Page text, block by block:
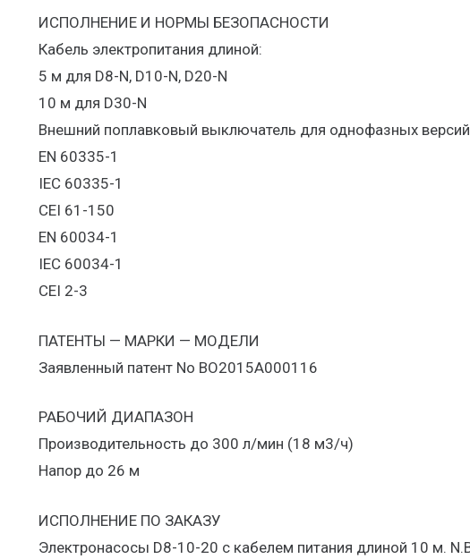
ИСПОЛНЕНИЕ И НОРМЫ БЕЗОПАСНОСТИ
Кабель электропитания длиной:
5 м для D8-N, D10-N, D20-N
10 м для D30-N
Внешний поплавковый выключатель для однофазных версий
EN 60335-1
IEC 60335-1
CEI 61-150
EN 60034-1
IEC 60034-1
CEI 2-3
ПАТЕНТЫ — МАРКИ — МОДЕЛИ
Заявленный патент No BO2015A000116
РАБОЧИЙ ДИАПАЗОН
Производительность до 300 л/мин (18 м3/ч)
Напор до 26 м
ИСПОЛНЕНИЕ ПО ЗАКАЗУ
Электронасосы D8-10-20 с кабелем питания длиной 10 м.